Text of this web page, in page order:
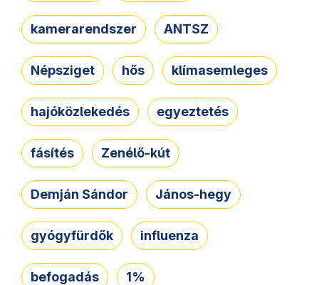
kamerarendszer ANTSZ
Népsziget hős klímasemleges
hajóközlekedés egyeztetés
fásítés Zenélő-kút
Demján Sándor János-hegy
gyógyfürdők influenza
befogadás 1%